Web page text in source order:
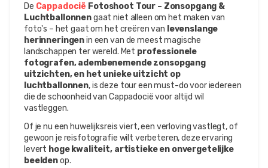
De Cappadocië Fotoshoot Tour – Zonsopgang &
Luchtballonnen gaat niet alleen om het maken van
foto's – het gaat om het creëren van levenslange
herinneringen in een van de meest magische
landschappen ter wereld. Met professionele
fotografen, adembenemende zonsopgang
uitzichten, en het unieke uitzicht op
luchtballonnen, is deze tour een must-do voor iedereen
die de schoonheid van Cappadocië voor altijd wil
vastleggen.
Of je nu een huwelijksreis viert, een verloving vastlegt, of
gewoon je reisfotografie wilt verbeteren, deze ervaring
levert hoge kwaliteit, artistieke en onvergetelijke
beelden op.